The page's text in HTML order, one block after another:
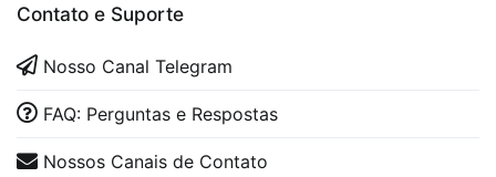
Contato e Suporte
Nosso Canal Telegram
FAQ: Perguntas e Respostas
Nossos Canais de Contato